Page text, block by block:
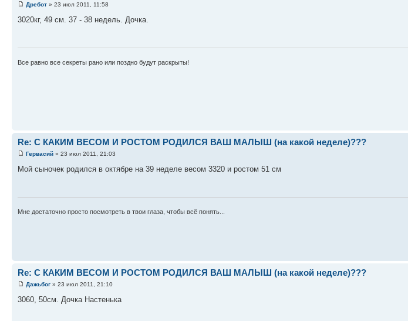
Дребот » 23 июл 2011, 11:58
3020кг, 49 см. 37 - 38 недель. Дочка.
Все равно все секреты рано или поздно будут раскрыты!
Re: С КАКИМ ВЕСОМ И РОСТОМ РОДИЛСЯ ВАШ МАЛЫШ (на какой неделе)???
Гервасий » 23 июл 2011, 21:03
Мой сыночек родился в октябре на 39 неделе весом 3320 и ростом 51 см
Мне достаточно просто посмотреть в твои глаза, чтобы всё понять...
Re: С КАКИМ ВЕСОМ И РОСТОМ РОДИЛСЯ ВАШ МАЛЫШ (на какой неделе)???
Дажьбог » 23 июл 2011, 21:10
3060, 50см. Дочка Настенька